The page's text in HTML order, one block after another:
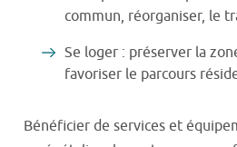
commun, réorganiser, le
Se loger : préserver la
favoriser le parcours
Bénéficier de services et